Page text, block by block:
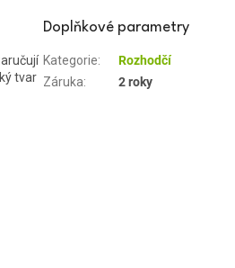
tvar
Doplňkové parametry
Kategorie:
Rozhodčí
Záruka: 2 roky